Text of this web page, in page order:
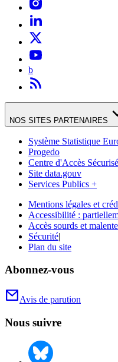
b
NOS SITES PARTENAIRES
Système Statistique
Progedo
Centre d'Accès
Site data.gouv
Services Publics +
Mentions légales et
Accessibilité :
Accès sourds et
Sécurité|
Plan du site
Abonnez-vous
Avis de parution
Nous suivre